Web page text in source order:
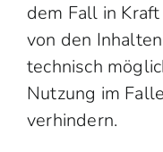
dem Fall in
von den
technisch
Nutzung im
verhindern.